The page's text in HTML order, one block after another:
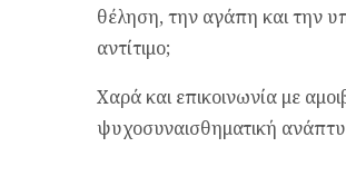
θέληση, την αγάπη και την
αντίτιμο;
Χαρά και επικοινωνία με
ψυχοσυναισθηματική